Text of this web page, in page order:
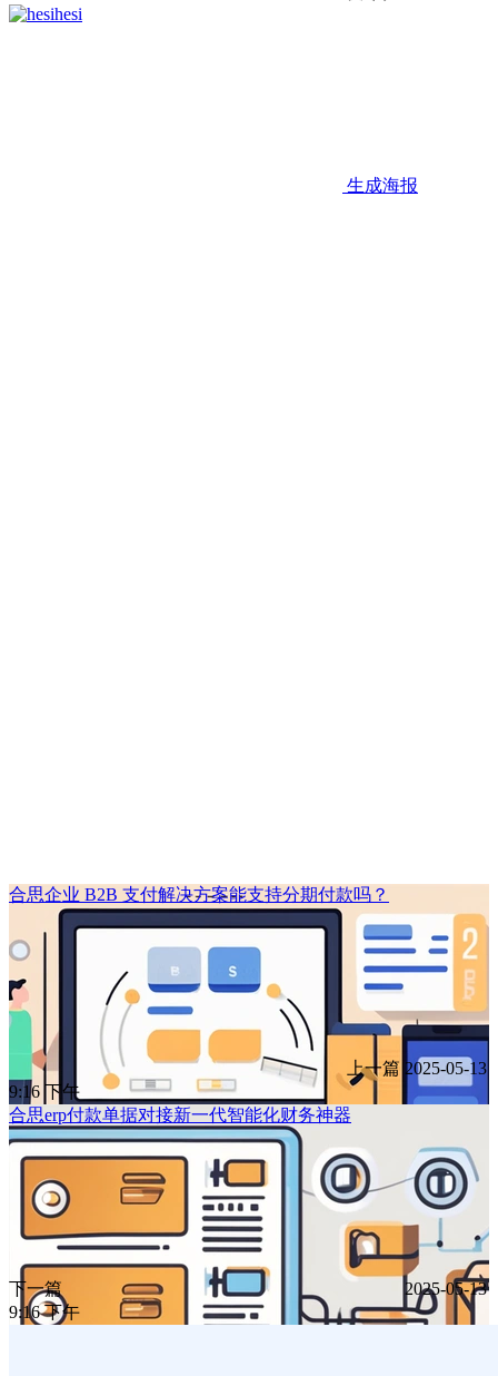
hesi
生成海报
合思企业 B2B 支付解决方案能支持分期付款吗？​
上一篇 2025-05-13
9:16 下午
合思erp付款单据对接新一代智能化财务神器
下一篇
2025-05-13
9:16 下午